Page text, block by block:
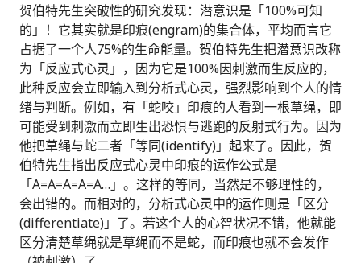
贺伯特先生突破性的研究发现：潜意识是「100%可知
的」！它其实就是印痕(engram)的集合体，平均而言它
占据了一个人75%的生命能量。贺伯特先生把潜意识改称
为「反应式心灵」，因为它是100%因刺激而生反应的，
此种反应会立即输入到分析式心灵，强烈影响到个人的情
绪与判断。例如，有「蛇咬」印痕的人看到一根草绳，即
可能受到刺激而立即生出恐惧与逃跑的反射式行为。因为
他把草绳与蛇二者「等同(identify)」起来了。因此，贺
伯特先生指出反应式心灵中印痕的运作公式是
「A=A=A=A=A…」。这样的等同，当然是不够理性的，
会出错的。而相对的，分析式心灵中的运作则是「区分
(differentiate)」了。若这个人的心智状况不错，他就能
区分清楚草绳就是草绳而不是蛇，而印痕也就不会发作